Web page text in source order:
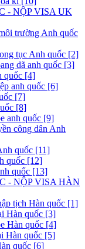
- NỘP VISA UK
trường Anh quốc
tục Anh quốc [2]
dã anh quốc [3]
quốc [4]
anh quốc [6]
[7]
[8]
anh quốc [9]
công dân Anh
quốc [11]
quốc [12]
quốc [13]
- NỘP VISA HÀN
tịch Hàn quốc [1]
Hàn quốc [3]
Hàn quốc [4]
Hàn quốc [5]
quốc [6]